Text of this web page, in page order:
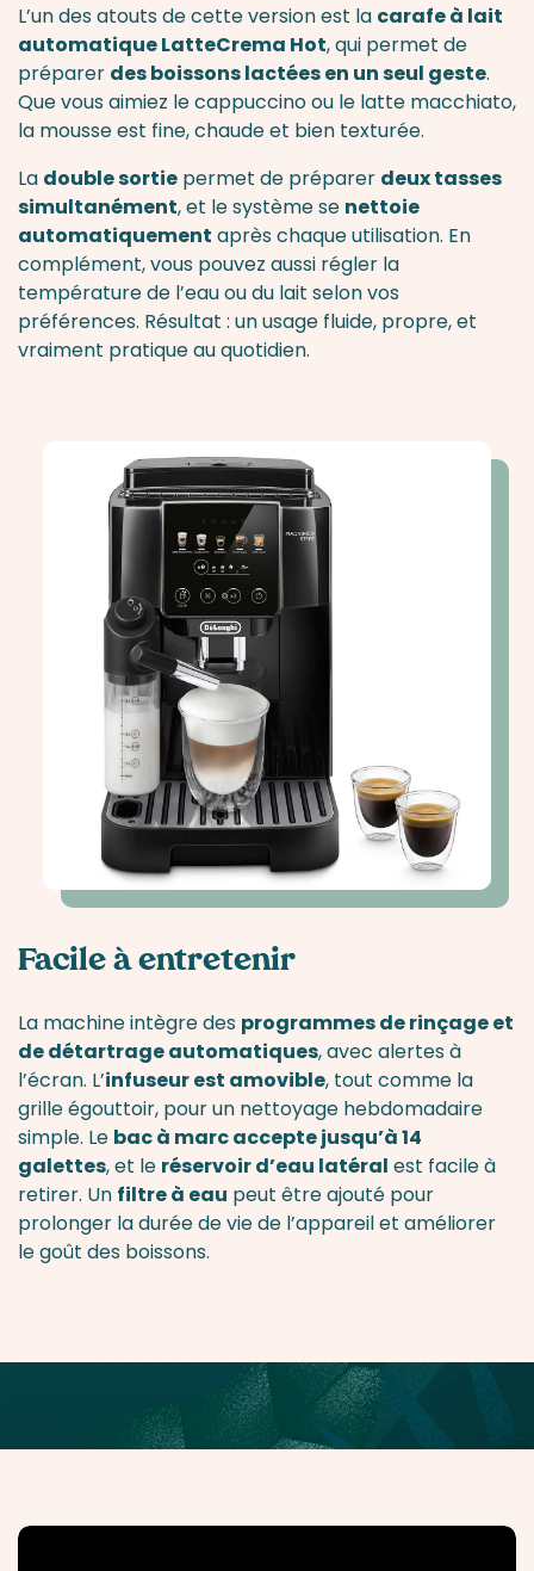
L’un des atouts de cette version est la carafe à lait
automatique LatteCrema Hot, qui permet de
préparer des boissons lactées en un seul geste.
Que vous aimiez le cappuccino ou le latte macchiato,
la mousse est fine, chaude et bien texturée.
La double sortie permet de préparer deux tasses
simultanément, et le système se nettoie
automatiquement après chaque utilisation. En
complément, vous pouvez aussi régler la
température de l’eau ou du lait selon vos
préférences. Résultat : un usage fluide, propre, et
vraiment pratique au quotidien.
Facile à entretenir
La machine intègre des programmes de rinçage et
de détartrage automatiques, avec alertes à
l’écran. L’infuseur est amovible, tout comme la
grille égouttoir, pour un nettoyage hebdomadaire
simple. Le bac à marc accepte jusqu’à 14
galettes, et le réservoir d’eau latéral est facile à
retirer. Un filtre à eau peut être ajouté pour
prolonger la durée de vie de l’appareil et améliorer
le goût des boissons.